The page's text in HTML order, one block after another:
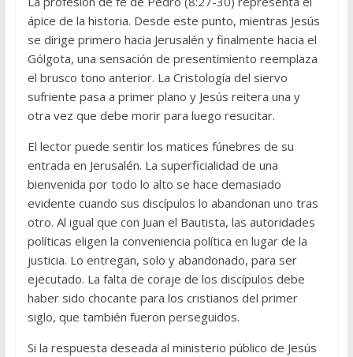
ápice de la historia. Desde este punto, mientras Jesús
se dirige primero hacia Jerusalén y finalmente hacia el
Gólgota, una sensación de presentimiento reemplaza
el brusco tono anterior. La Cristología del siervo
sufriente pasa a primer plano y Jesús reitera una y
otra vez que debe morir para luego resucitar.
El lector puede sentir los matices fúnebres de su
entrada en Jerusalén. La superficialidad de una
bienvenida por todo lo alto se hace demasiado
evidente cuando sus discípulos lo abandonan uno tras
otro. Al igual que con Juan el Bautista, las autoridades
políticas eligen la conveniencia política en lugar de la
justicia. Lo entregan, solo y abandonado, para ser
ejecutado. La falta de coraje de los discípulos debe
haber sido chocante para los cristianos del primer
siglo, que también fueron perseguidos.
Si la respuesta deseada al ministerio público de Jesús